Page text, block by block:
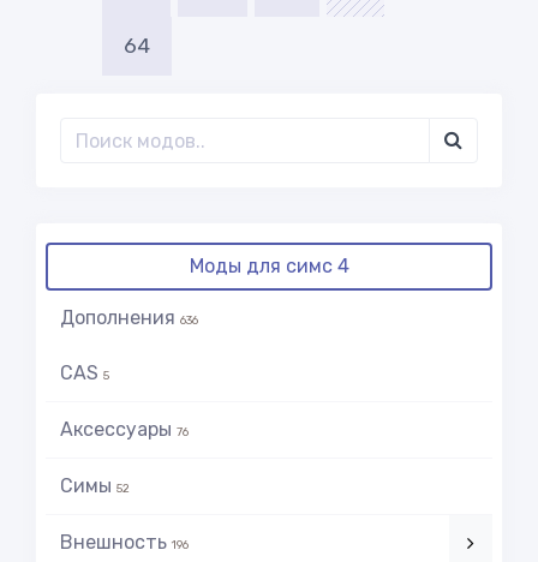
64
Моды для симс 4
Дополнения 636
CAS 5
Аксессуары 76
Симы 52
Внешность 196